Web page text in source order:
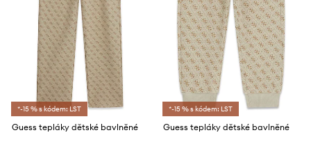
*-15 % s kódem: LST
Guess tepláky dětské bavlněné
*-15 % s kódem: LST
Guess tepláky dětské bavlněné